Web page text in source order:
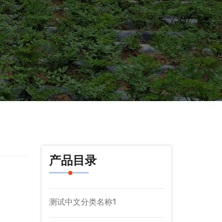
产品目录
测试中文分类名称1